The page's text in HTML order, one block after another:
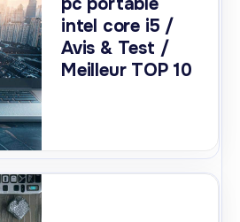
intel core i5 /
Avis & Test /
Meilleur TOP 10